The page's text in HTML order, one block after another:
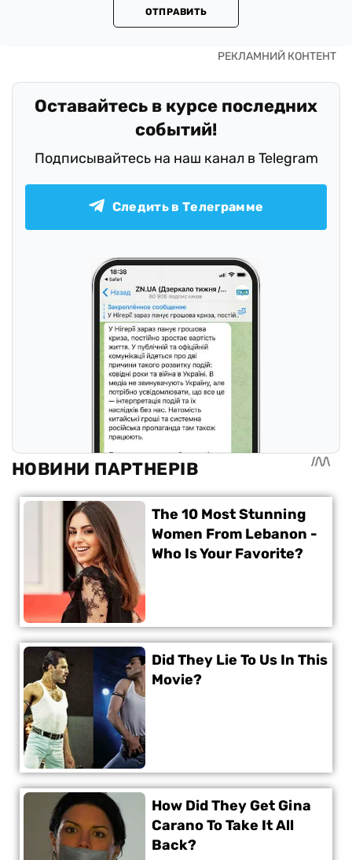
ОТПРАВИТЬ
Оставайтесь в курсе последних
событий!
Подписывайтесь на наш канал в Telegram
Следить в Телеграмме